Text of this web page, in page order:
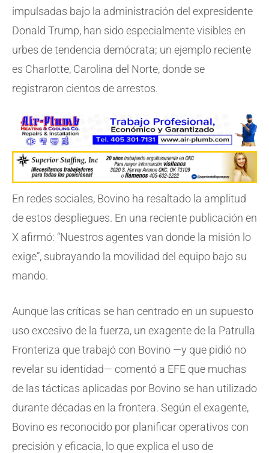
impulsadas bajo la administración del expresidente
Donald Trump, han sido especialmente visibles en
urbes de tendencia demócrata; un ejemplo reciente
es Charlotte, Carolina del Norte, donde se
registraron cientos de arrestos.
En redes sociales, Bovino ha resaltado la amplitud
de estos despliegues. En una reciente publicación en
X afirmó: “Nuestros agentes van donde la misión lo
exige”, subrayando la movilidad del equipo bajo su
mando.
Aunque las críticas se han centrado en un supuesto
uso excesivo de la fuerza, un exagente de la Patrulla
Fronteriza que trabajó con Bovino —y que pidió no
revelar su identidad— comentó a EFE que muchas
de las tácticas aplicadas por Bovino se han utilizado
durante décadas en la frontera. Según el exagente,
Bovino es reconocido por planificar operativos con
precisión y eficacia, lo que explica el uso de